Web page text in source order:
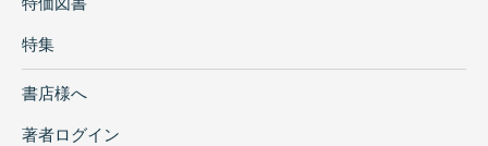
特集
書店様へ
著者ログイン